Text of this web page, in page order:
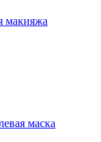
макияжа
маска